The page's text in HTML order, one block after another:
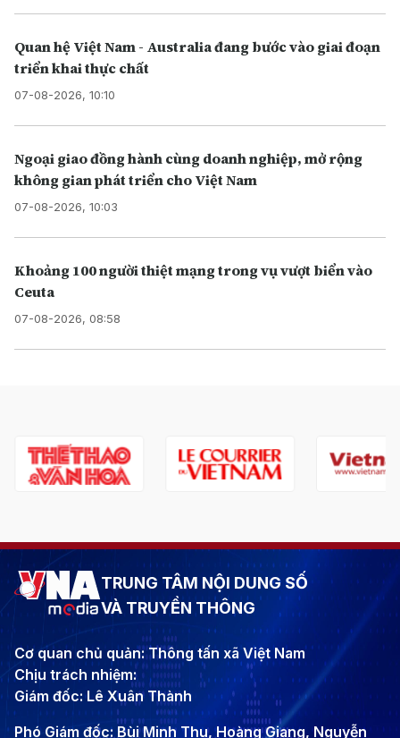
Quan hệ Việt Nam - Australia đang bước vào giai đoạn
triển khai thực chất
07-08-2026, 10:10
Ngoại giao đồng hành cùng doanh nghiệp, mở rộng
không gian phát triển cho Việt Nam
07-08-2026, 10:03
Khoảng 100 người thiệt mạng trong vụ vượt biển vào
Ceuta
07-08-2026, 08:58
TRUNG TÂM NỘI DUNG SỐ
VÀ TRUYỀN THÔNG
Cơ quan chủ quản: Thông tấn xã Việt Nam
Chịu trách nhiệm:
Giám đốc: Lê Xuân Thành
Phó Giám đốc: Bùi Minh Thu, Hoàng Giang, Nguyễn